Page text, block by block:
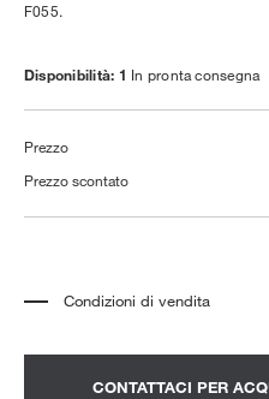
F055.
Disponibilità: 1 In pronta consegna
Prezzo
Prezzo scontato
Condizioni di vendita
essere quotato separatamente.
Trasporto e assemblaggio esclusi.
CONTATTACI PER